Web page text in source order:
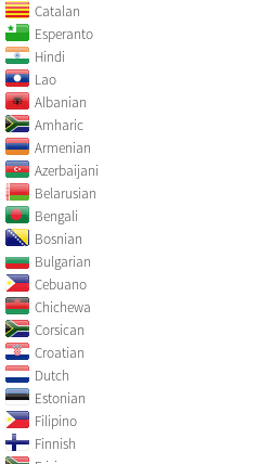
Catalan
Esperanto
Hindi
Lao
Albanian
Amharic
Armenian
Azerbaijani
Belarusian
Bengali
Bosnian
Bulgarian
Cebuano
Chichewa
Corsican
Croatian
Dutch
Estonian
Filipino
Finnish